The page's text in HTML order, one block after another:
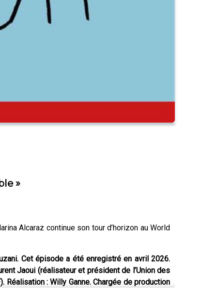
»
Alcaraz continue son tour d’horizon au World
Cet épisode a été enregistré en avril 2026.
Jaoui (réalisateur et président de l’Union des
Réalisation : Willy Ganne. Chargée de production